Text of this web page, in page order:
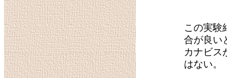
この実験
合が良い
カナビス
はない。